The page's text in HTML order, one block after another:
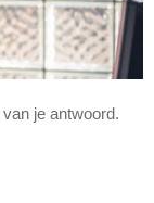
je antwoord.